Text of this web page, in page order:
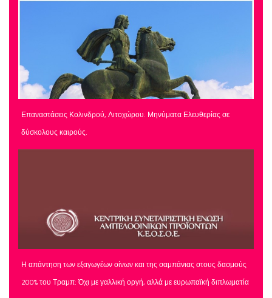
Επαναστάσεις Κολινδρού, Λιτοχώρου. Μηνύματα Ελευθερίας σε
δύσκολους καιρούς.
Η απάντηση των εξαγωγέων οίνων και της σαμπάνιας στους δασμούς
200% του Τραμπ: Όχι με γαλλική οργή, αλλά με ευρωπαϊκή διπλωματία